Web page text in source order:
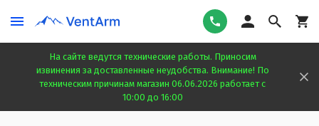
На сайте ведутся технические работы. Приносим
извинения за доставленные неудобства. Внимание! По
техническим причинам магазин 06.06.2026 работает с
10:00 до 16:00